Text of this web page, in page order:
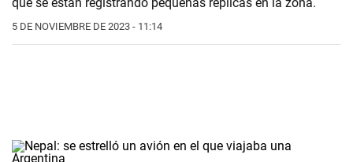
5 DE NOVIEMBRE DE 2023 - 11:14